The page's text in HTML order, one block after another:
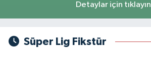
Detaylar için tıklayın
Süper Lig Fikstür